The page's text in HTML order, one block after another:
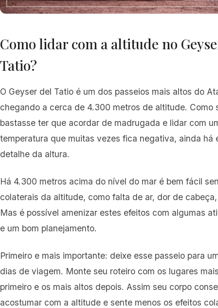
Como lidar com a altitude no
Tatio?
O Geyser del Tatio é um dos passeios mais altos do
chegando a cerca de 4.300 metros de altitude. Como
bastasse ter que acordar de madrugada e lidar com
temperatura que muitas vezes fica negativa, ainda há
detalhe da altura.
Há 4.300 metros acima do nível do mar é bem fácil
colaterais da altitude, como falta de ar, dor de
Mas é possível amenizar estes efeitos com algumas
e um bom planejamento.
Primeiro e mais importante: deixe esse passeio para
dias de viagem. Monte seu roteiro com os lugares
primeiro e os mais altos depois. Assim seu corpo
acostumar com a altitude e sente menos os efeitos